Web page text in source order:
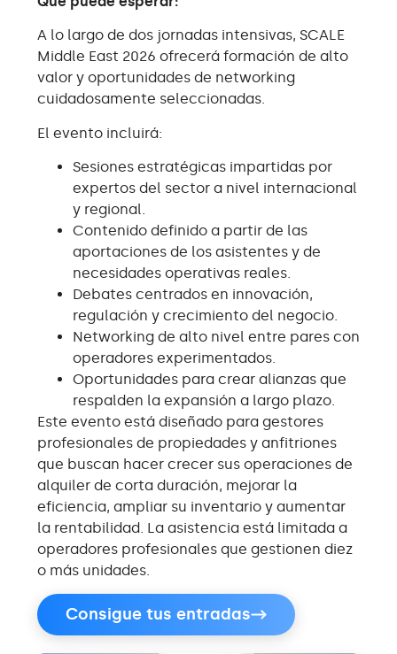
A lo largo de dos jornadas intensivas, SCALE
Middle East 2026 ofrecerá formación de alto
valor y oportunidades de networking
cuidadosamente seleccionadas.
El evento incluirá:
Sesiones estratégicas impartidas por
expertos del sector a nivel internacional
y regional.
Contenido definido a partir de las
aportaciones de los asistentes y de
necesidades operativas reales.
Debates centrados en innovación,
regulación y crecimiento del negocio.
Networking de alto nivel entre pares con
operadores experimentados.
Oportunidades para crear alianzas que
respalden la expansión a largo plazo.
Este evento está diseñado para gestores
profesionales de propiedades y anfitriones
que buscan hacer crecer sus operaciones de
alquiler de corta duración, mejorar la
eficiencia, ampliar su inventario y aumentar
la rentabilidad. La asistencia está limitada a
operadores profesionales que gestionen diez
o más unidades.
Consigue tus entradas